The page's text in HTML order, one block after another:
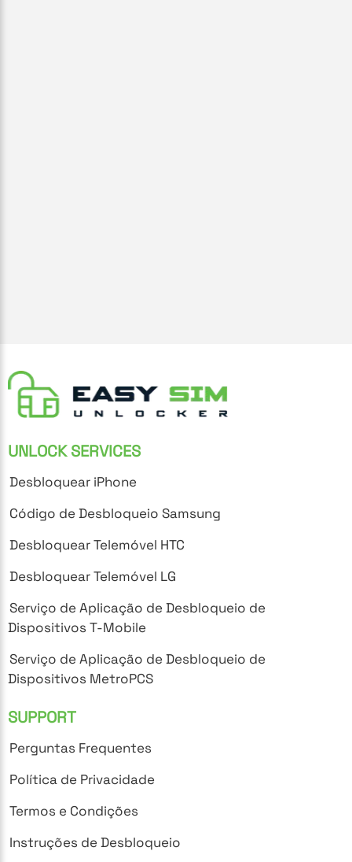
UNLOCK SERVICES
Desbloquear iPhone
Código de Desbloqueio Samsung
Desbloquear Telemóvel HTC
Desbloquear Telemóvel LG
Serviço de Aplicação de Desbloqueio de
Dispositivos T-Mobile
Serviço de Aplicação de Desbloqueio de
Dispositivos MetroPCS
SUPPORT
Perguntas Frequentes
Política de Privacidade
Termos e Condições
Instruções de Desbloqueio